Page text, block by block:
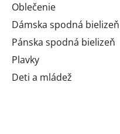
Oblečenie
Dámska spodná bielizeň
Pánska spodná bielizeň
Plavky
Deti a mládež